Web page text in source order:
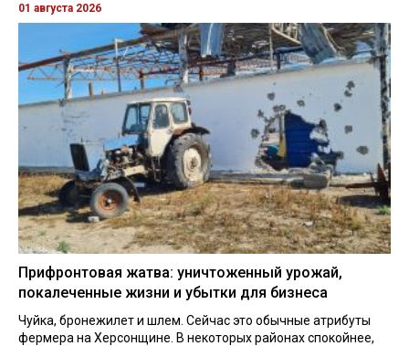
01 августа 2026
Прифронтовая жатва: уничтоженный урожай,
покалеченные жизни и убытки для бизнеса
Чуйка, бронежилет и шлем. Сейчас это обычные атрибуты
фермера на Херсонщине. В некоторых районах спокойнее,